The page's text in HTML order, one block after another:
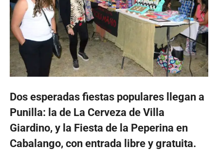
Dos esperadas fiestas populares llegan a
Punilla: la de La Cerveza de Villa
Giardino, y la Fiesta de la Peperina en
Cabalango, con entrada libre y gratuita.